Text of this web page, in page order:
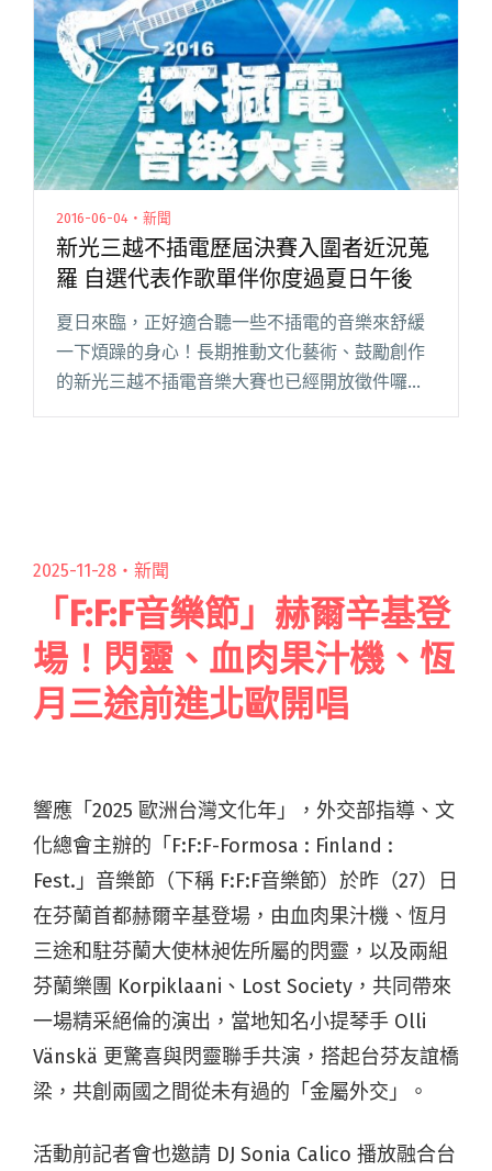
下最後一月"
2016-06-04・新聞
新光三越不插電歷屆決賽入圍者近況蒐
羅 自選代表作歌單伴你度過夏日午後
夏日來臨，正好適合聽一些不插電的音樂來舒緩
一下煩躁的身心！長期推動文化藝術、鼓勵創作
的新光三越不插電音樂大賽也已經開放徵件囉！
2025-11-28・ 新聞
「F:F:F音樂節」赫爾辛基登
場！閃靈、血肉果汁機、恆
月三途前進北歐開唱
響應「2025 歐洲台灣文化年」，外交部指導、文
化總會主辦的「F:F:F-Formosa : Finland :
Fest.」音樂節（下稱 F:F:F音樂節）於昨（27）日
在芬蘭首都赫爾辛基登場，由血肉果汁機、恆月
三途和駐芬蘭大使林昶佐所屬的閃靈，以及兩組
芬蘭樂團 Korpiklaani、Lost Society，共同帶來
一場精采絕倫的演出，當地知名小提琴手 Olli
Vänskä 更驚喜與閃靈聯手共演，搭起台芬友誼橋
梁，共創兩國之間從未有過的「金屬外交」。
活動前記者會也邀請 DJ Sonia Calico 播放融合台